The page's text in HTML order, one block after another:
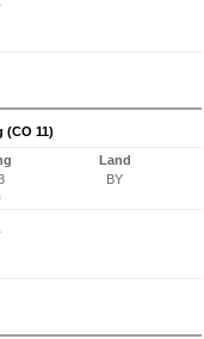
(CO 11)
Land
BY